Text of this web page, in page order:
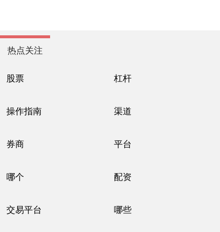
热点关注
股票 杠杆
操作指南 渠道
券商 平台
哪个 配资
交易平台 哪些